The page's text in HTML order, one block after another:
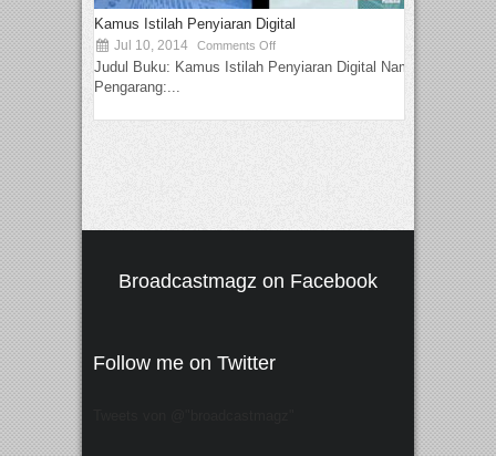
Kamus Istilah Penyiaran Digital
Jul 10, 2014 Comments Off
Judul Buku: Kamus Istilah Penyiaran Digital Nama
Pengarang:...
Broadcastmagz on Facebook
Follow me on Twitter